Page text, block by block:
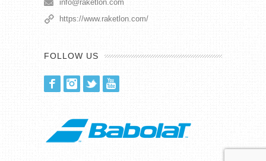
info@raketlon.com
https://www.raketlon.com/
FOLLOW US
FacebookInstagram
Twitter